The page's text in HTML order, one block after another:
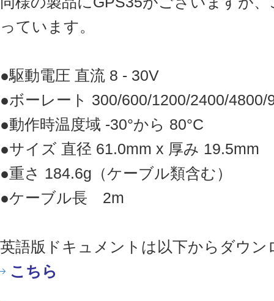
っています。
●駆動電圧 直流 8 - 30V
●ボーレート 300/600/1200/2400/4800/
●動作時温度域 -30°から 80°C
●サイズ 直径 61.0mm x 厚み 19.5mm
●重さ 184.6g（ケーブル類含む）
●ケーブル長 2m
英語版ドキュメントは以下からダウン
こちら